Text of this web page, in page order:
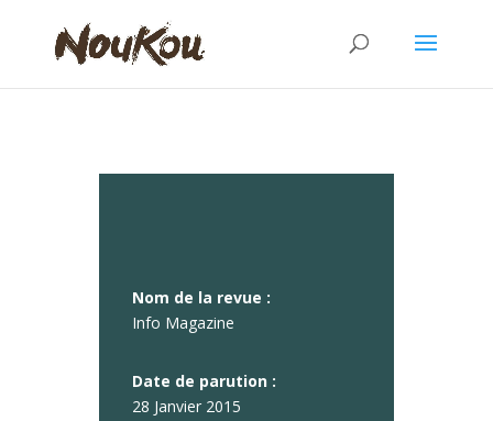
Nom de la revue :
Info Magazine
Date de parution :
28 Janvier 2015